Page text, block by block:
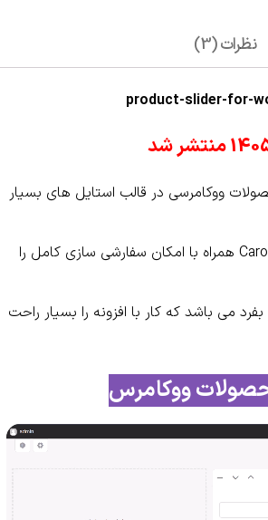
نظرات (3)
ووکامرسی در قالب استایل های بسیار
این افزونه امکان نمایش محصولات ووکامرسی در دو حالت اسلاید و Carousel همراه با امکان سفارشی سازی کامل را
شده منحصر بفرد می باشد که کار با افزونه را بسیار راحت
ووکامرس